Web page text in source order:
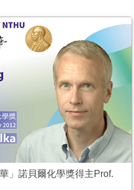
」諾貝爾化學獎得主Prof.